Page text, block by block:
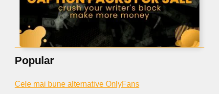
Popular
Cele mai bune alternative OnlyFans